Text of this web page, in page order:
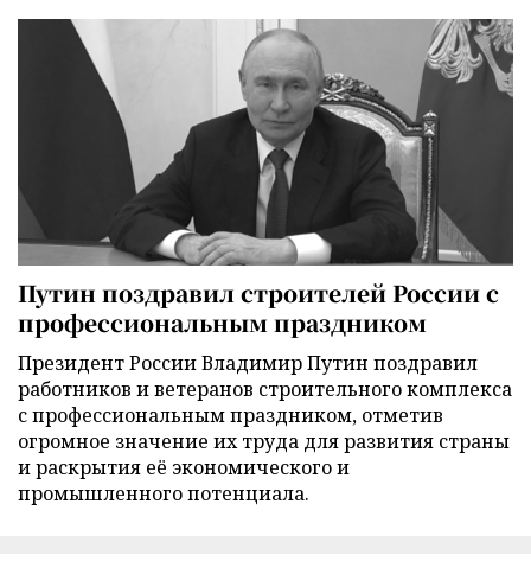
Путин поздравил строителей России с
профессиональным праздником
Президент России Владимир Путин поздравил
работников и ветеранов строительного комплекса
с профессиональным праздником, отметив
огромное значение их труда для развития страны
и раскрытия её экономического и
промышленного потенциала.